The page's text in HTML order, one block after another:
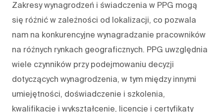
Zakresy wynagrodzeń i świadczenia w PPG mogą
się różnić w zależności od lokalizacji, co pozwala
nam na konkurencyjne wynagradzanie pracowników
na różnych rynkach geograficznych. PPG uwzględnia
wiele czynników przy podejmowaniu decyzji
dotyczących wynagrodzenia, w tym między innymi
umiejętności, doświadczenie i szkolenia,
kwalifikacje i wykształcenie, licencje i certyfikaty